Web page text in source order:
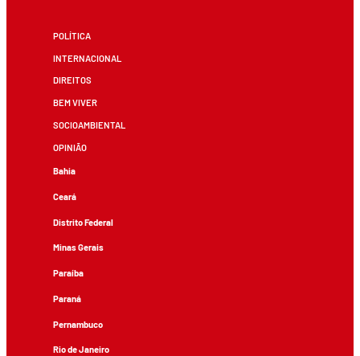
POLÍTICA
INTERNACIONAL
DIREITOS
BEM VIVER
SOCIOAMBIENTAL
OPINIÃO
Bahia
Ceará
Distrito Federal
Minas Gerais
Paraíba
Paraná
Pernambuco
Rio de Janeiro